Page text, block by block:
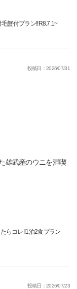
蟹付プラン!!R8.7.1~
投稿日：2026/07/31
雄武産のウニを満喫
らコレ!!1泊2食プラン
投稿日：2026/07/23